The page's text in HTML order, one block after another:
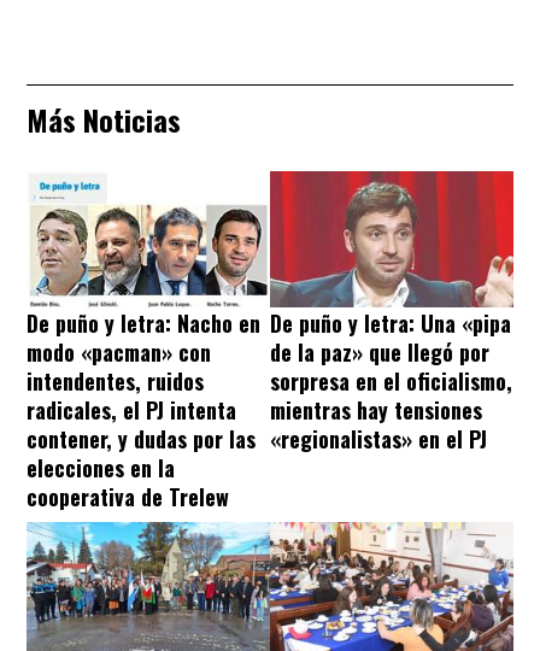
Más Noticias
De puño y letra: Nacho en
modo «pacman» con
intendentes, ruidos
radicales, el PJ intenta
contener, y dudas por las
elecciones en la
cooperativa de Trelew
De puño y letra: Una «pipa
de la paz» que llegó por
sorpresa en el oficialismo,
mientras hay tensiones
«regionalistas» en el PJ